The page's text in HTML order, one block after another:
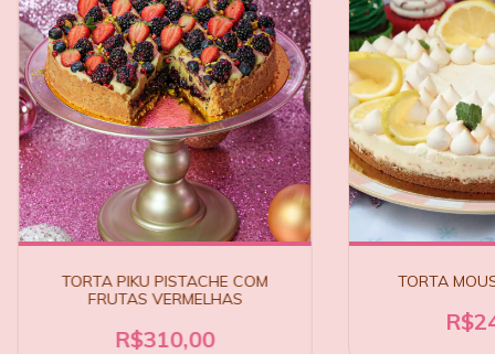
TORTA PIKU PISTACHE COM
FRUTAS VERMELHAS
R$310,00
TORTA